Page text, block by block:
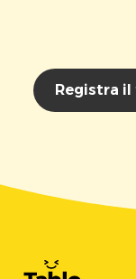
Registra